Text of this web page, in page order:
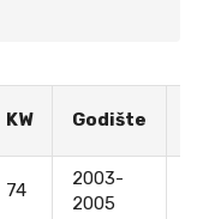
KW Godište
74
2003-
2005